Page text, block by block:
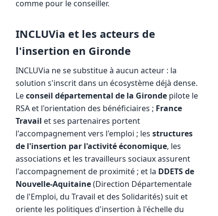
comme pour le conseiller.
INCLUVia et les acteurs de
l'insertion en Gironde
INCLUVia ne se substitue à aucun acteur : la
solution s'inscrit dans un écosystème déjà dense.
Leconseil départemental de la Gironde pilote le
RSA et l'orientation des bénéficiaires ; France
Travail et ses partenaires portent
l'accompagnement vers l'emploi ; les structures
de l'insertion par l'activité économique, les
associations et les travailleurs sociaux assurent
l'accompagnement de proximité ; et la DDETS de
Nouvelle-Aquitaine(Direction Départementale
de l'Emploi, du Travail et des Solidarités) suit et
oriente les politiques d'insertion à l'échelle du